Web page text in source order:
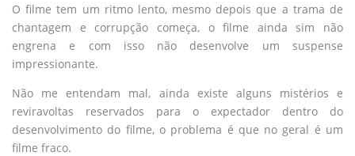
O filme tem um ritmo lento, mesmo depois que a trama de
chantagem e corrupção começa, o filme ainda sim não
engrena e com isso não desenvolve um suspense
impressionante.
Não me entendam mal, ainda existe alguns mistérios e
reviravoltas reservados para o expectador dentro do
desenvolvimento do filme, o problema é que no geral é um
filme fraco.